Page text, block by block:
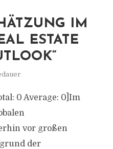
IM
ESTATE
0 Average: 0]Im
vor großen
der